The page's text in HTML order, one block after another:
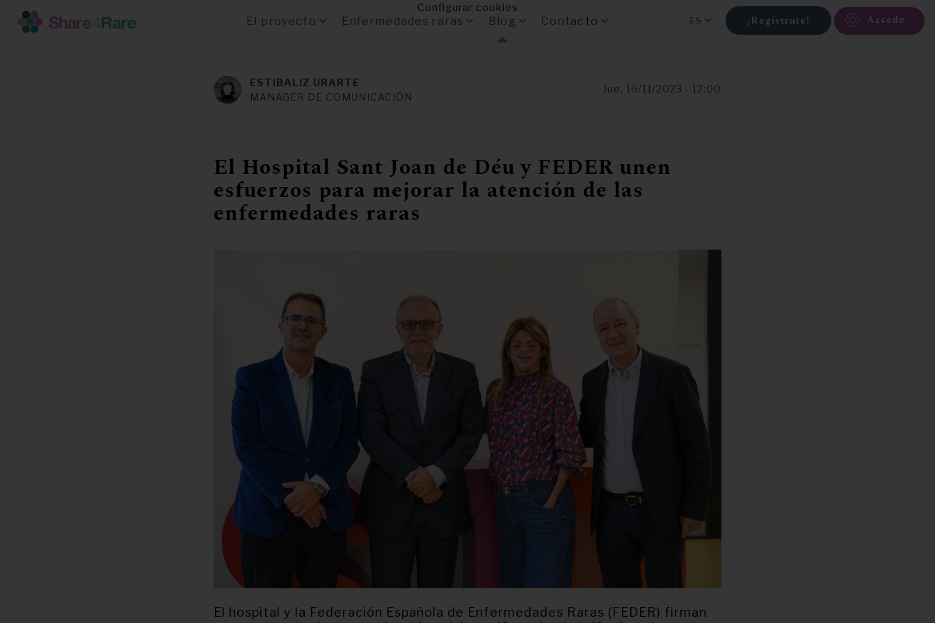
El proyecto Enfermedades raras Blog Contacto ¡Regístrate! Accede
ES
ESTIBALIZ URARTE
MANAGER DE COMUNICACIÓN
Jue, 16/11/2023 - 12:00
El Hospital Sant Joan de Déu y FEDER unen
esfuerzos para mejorar la atención de las
enfermedades raras
El hospital y la Federación Española de Enfermedades Raras (FEDER) firman
Configurar cookies